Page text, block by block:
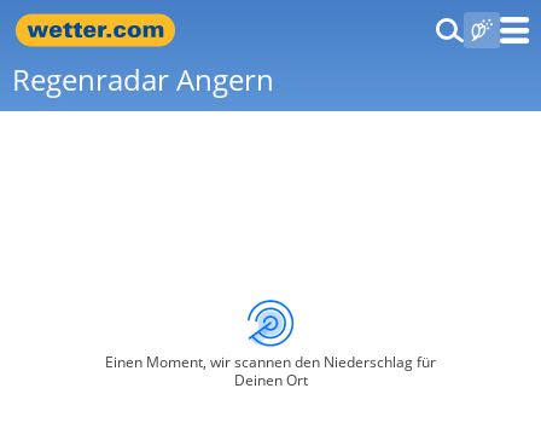
Regenradar Angern
Einen Moment, wir scannen den Niederschlag für
Deinen Ort